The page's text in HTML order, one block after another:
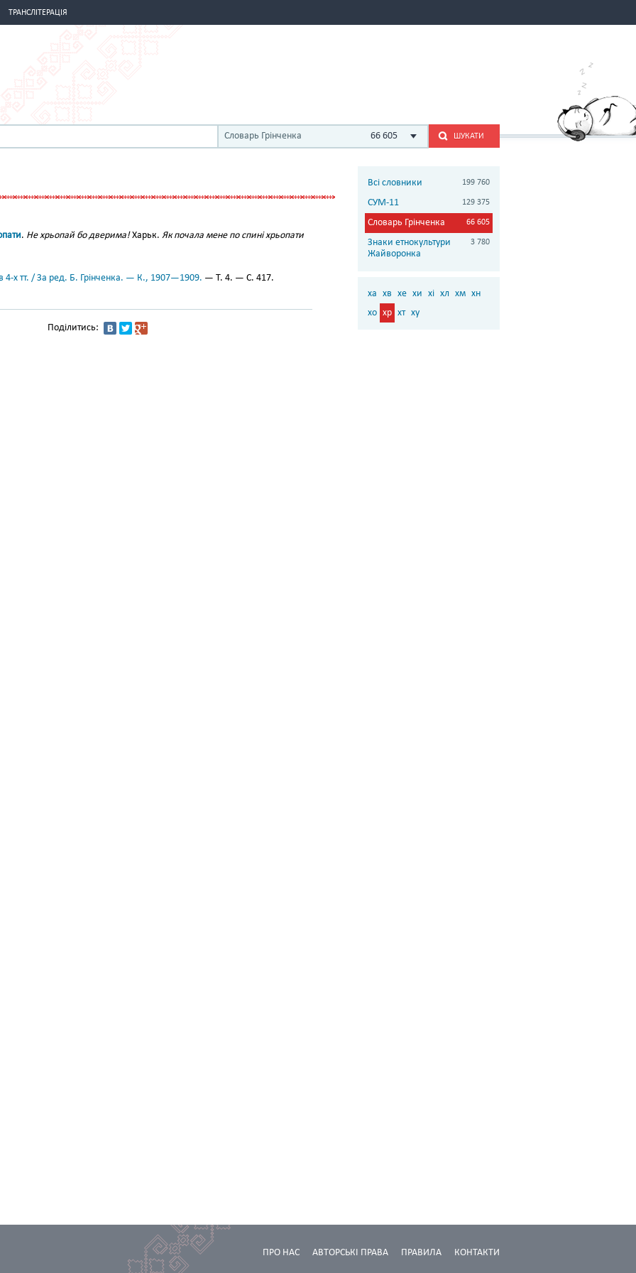
ТРАНСЛІТЕРАЦІЯ
Словарь Грінченка 66 605 ШУКАТИ
. Не хрьопай бо дверима!Харьк. Як почала мене по спині хрьопати
4-х тт. / За ред. Б. Грінченка. — К., 1907—1909. — Т. 4. — С. 417.
Поділитись:
Всі словники 199 760
СУМ-11 129 375
Словарь Грінченка 66 605
Знаки етнокультури
Жайворонка
3 780
ха хв хе хи хі хл хм хн
хо хр хт ху
КОНТАКТИ
ПРАВИЛА
АВТОРСЬКІ ПРАВА
ПРО НАС